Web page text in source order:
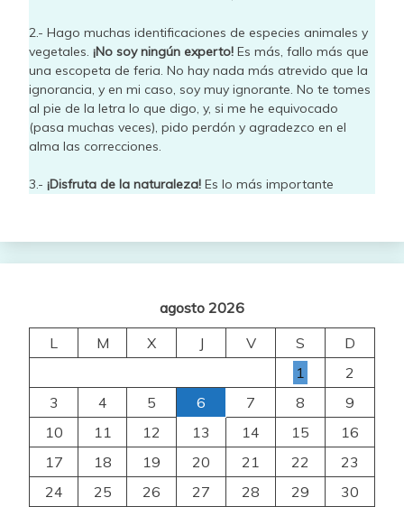
2.- Hago muchas identificaciones de especies animales y
vegetales. ¡No soy ningún experto! Es más, fallo más que
una escopeta de feria. No hay nada más atrevido que la
ignorancia, y en mi caso, soy muy ignorante. No te tomes
al pie de la letra lo que digo, y, si me he equivocado
(pasa muchas veces), pido perdón y agradezco en el
alma las correcciones.
3.- ¡Disfruta de la naturaleza! Es lo más importante
agosto 2026
L
M X J V S
D
1
2
3
4 5 6 7 8
9
10
11 12 13 14 15
16
17
18 19 20 21 22
23
24
25 26 27 28 29
30